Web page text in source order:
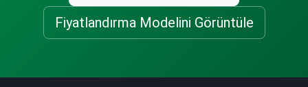
Fiyatlandırma Modelini Görüntüle